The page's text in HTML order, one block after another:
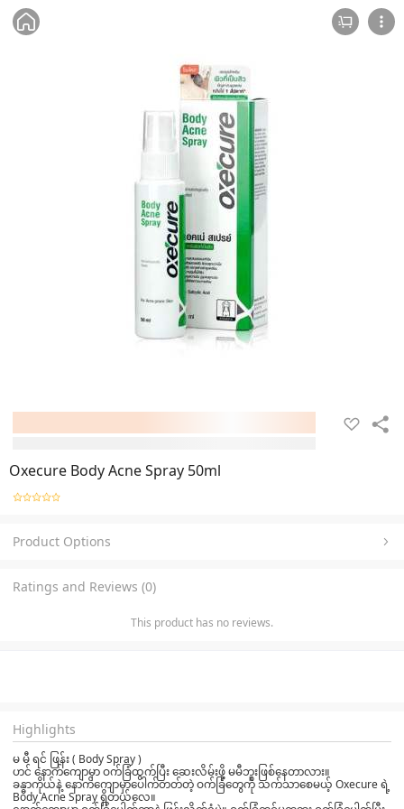
Oxecure Body Acne Spray 50ml
Product Options
Ratings and Reviews (0)
This product has no reviews.
Highlights
မ မီ ရင် ဖြန်း ( Body Spray )
ဟင် နောက်ကျောမှာ ဝက်ခြံထွက်ပြီး ဆေးလိမ်းဖို့ မမီဘူးဖြစ်နေတာလား။
ခန္ဓာကိုယ်နဲ့ နောက်‌ကျောမှာပေါက်တတ်တဲ့ ဝက်ခြံတွေကို သက်သာစေမယ့် Oxecure ရဲ့
Body Acne Spray ရှိတယ်လေ။